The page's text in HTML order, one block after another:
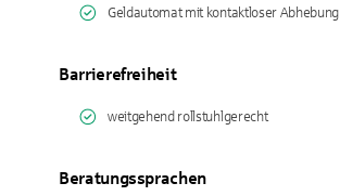
Geldautomat mit kontaktloser Abhebung
Barrierefreiheit
weitgehend rollstuhlgerecht
Beratungssprachen